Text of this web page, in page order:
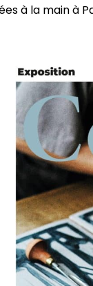
à la main à